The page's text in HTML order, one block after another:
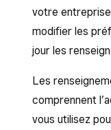
votre
modifier les
jour les
Les
comprennent
vous utilisez